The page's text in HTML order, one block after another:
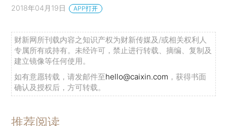
2018年04月19日 APP打开
财新网所刊载内容之知识产权为财新传媒及/或相关权利人
专属所有或持有。未经许可，禁止进行转载、摘编、复制及
建立镜像等任何使用。
如有意愿转载，请发邮件至hello@caixin.com ，获得书面
确认及授权后，方可转载。
推荐阅读